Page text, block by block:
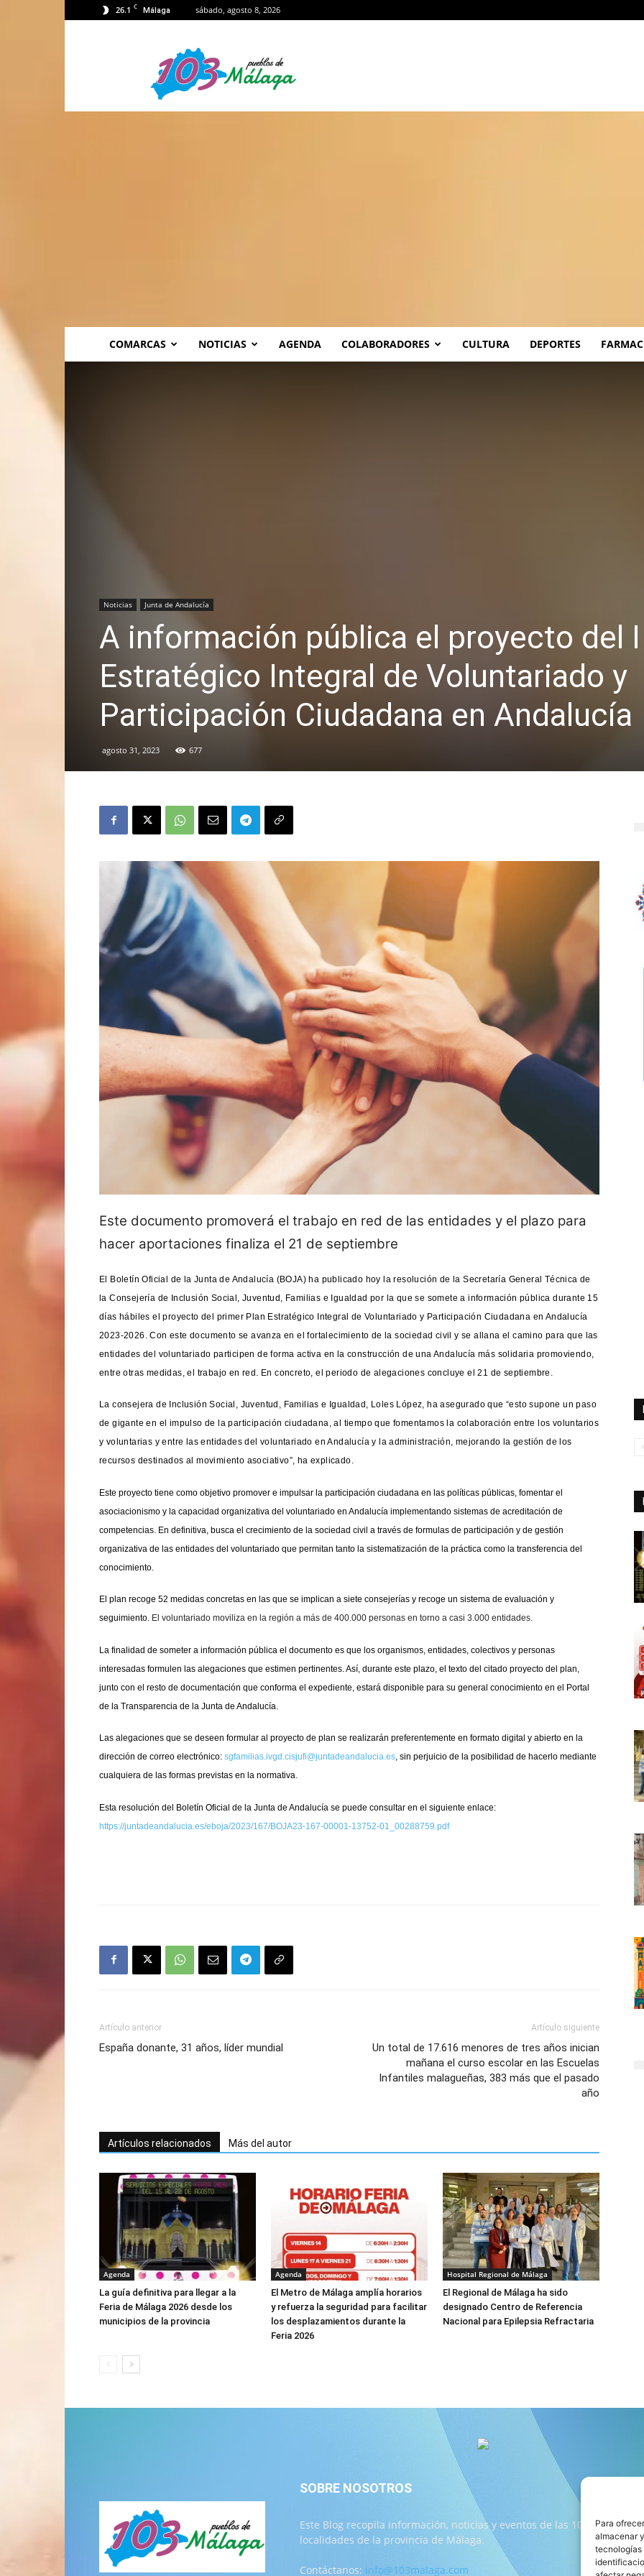
Para
almacenar
tecnologías
26.1 C Málaga sábado, agosto 8, 2026
Málaga
COMARCAS NOTICIAS AGENDA COLABORADORES CULTURA DEPORTES
Noticias Junta de Andalucía
A información pública el proyecto del
Estratégico Integral de Voluntariado y
Participación Ciudadana en Andalucía
agosto 31, 2023 677
Este documento promoverá el trabajo en red de las entidades y el plazo para
hacer aportaciones finaliza el 21 de septiembre
El Boletín Oficial de la Junta de Andalucía (BOJA) ha publicado hoy la resolución de la Secretaría General Técnica de
la Consejería de Inclusión Social, Juventud, Familias e Igualdad por la que se somete a información pública durante 15
días hábiles el proyecto del primer Plan Estratégico Integral de Voluntariado y Participación Ciudadana en Andalucía
2023-2026. Con este documento se avanza en el fortalecimiento de la sociedad civil y se allana el camino para que las
entidades del voluntariado participen de forma activa en la construcción de una Andalucía más solidaria promoviendo,
entre otras medidas, el trabajo en red. En concreto, el periodo de alegaciones concluye el 21 de septiembre.
La consejera de Inclusión Social, Juventud, Familias e Igualdad, Loles López, ha asegurado que “esto supone un paso
de gigante en el impulso de la participación ciudadana, al tiempo que fomentamos la colaboración entre los voluntarios
y voluntarias y entre las entidades del voluntariado en Andalucía y la administración, mejorando la gestión de los
recursos destinados al movimiento asociativo”, ha explicado.
Este proyecto tiene como objetivo promover e impulsar la participación ciudadana en las políticas públicas, fomentar el
asociacionismo y la capacidad organizativa del voluntariado en Andalucía implementando sistemas de acreditación de
competencias. En definitiva, busca el crecimiento de la sociedad civil a través de formulas de participación y de gestión
organizativa de las entidades del voluntariado que permitan tanto la sistematización de la práctica como la transferencia del
conocimiento.
El plan recoge 52 medidas concretas en las que se implican a siete consejerías y recoge un sistema de evaluación y
seguimiento. El voluntariado moviliza en la región a más de 400.000 personas en torno a casi 3.000 entidades.
La finalidad de someter a información pública el documento es que los organismos, entidades, colectivos y personas
interesadas formulen las alegaciones que estimen pertinentes. Así, durante este plazo, el texto del citado proyecto del plan,
junto con el resto de documentación que conforma el expediente, estará disponible para su general conocimiento en el Portal
de la Transparencia de la Junta de Andalucía.
Las alegaciones que se deseen formular al proyecto de plan se realizarán preferentemente en formato digital y abierto en la
dirección de correo electrónico: sgfamilias.ivgd.cisjufi@juntadeandalucia.es, sin perjuicio de la posibilidad de hacerlo mediante
cualquiera de las formas previstas en la normativa.
Esta resolución del Boletín Oficial de la Junta de Andalucía se puede consultar en el siguiente enlace:
https://juntadeandalucia.es/eboja/2023/167/BOJA23-167-00001-13752-01_00288759.pdf
Artículo anterior
España donante, 31 años, líder mundial
Artículo siguiente
Un total de 17.616 menores de tres años inician
mañana el curso escolar en las Escuelas
Infantiles malagueñas, 383 más que el pasado
año
Artículos relacionados Más del autor
Agenda
La guía definitiva para llegar a la
Feria de Málaga 2026 desde los
municipios de la provincia
Agenda
El Metro de Málaga amplía horarios
y refuerza la seguridad para facilitar
los desplazamientos durante la
Feria 2026
Hospital Regional de Málaga
El Regional de Málaga ha sido
designado Centro de Referencia
Nacional para Epilepsia Refractaria
SOBRE NOSOTROS
Este Blog recopila información, noticias y eventos de las 103
localidades de la provincia de Málaga.
Contáctanos: info@103malaga.com